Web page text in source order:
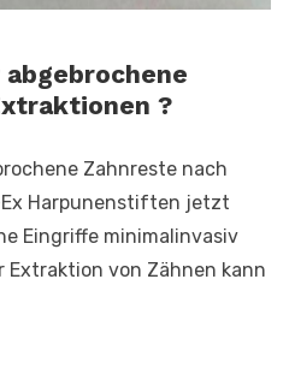
?
Zahnreste nach
Harpunenstiften jetzt
Eingriffe minimalinvasiv
Extraktion von Zähnen kann